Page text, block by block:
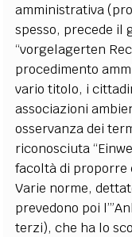
amministrativa
spesso, precede il
“vorgelagerten
procedimento
vario titolo, i
associazioni
osservanza dei
riconosciuta
facoltà di proporre
Varie norme,
prevedono poi
terzi), che ha lo